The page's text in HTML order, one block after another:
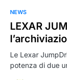
NEWS
LEXAR
Le Lexar
potenza di due